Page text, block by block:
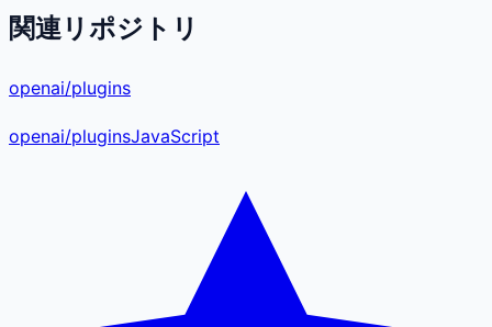
関連リポジトリ
openai/plugins
openai/pluginsJavaScript